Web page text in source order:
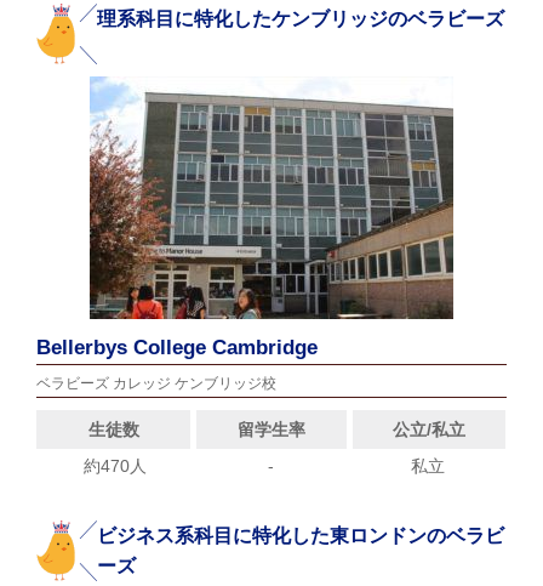
理系科目に特化したケンブリッジのベラビーズ
Bellerbys College Cambridge
ベラビーズ カレッジ ケンブリッジ校
生徒数 留学生率
公立/私立
約470人
- 私立
ビジネス系科目に特化した東ロンドンのベラビ
ーズ